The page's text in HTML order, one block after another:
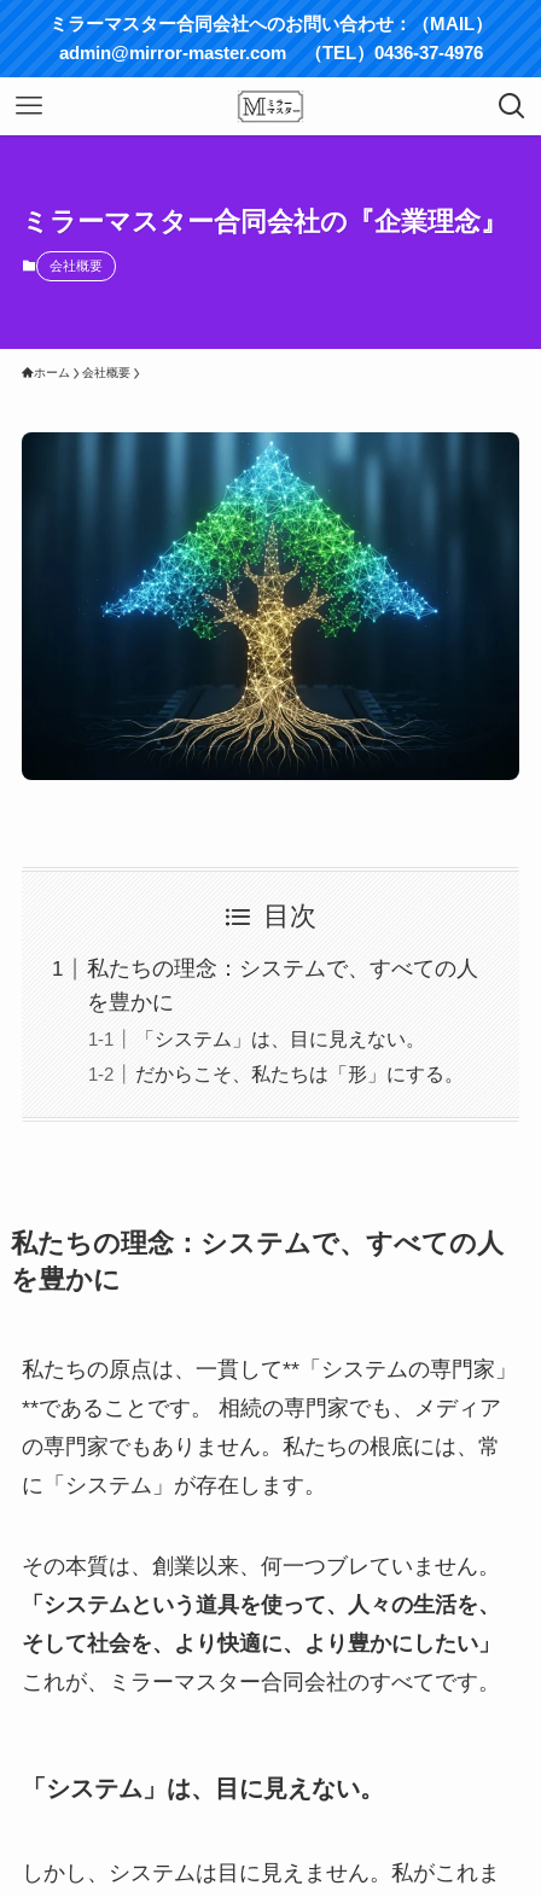
ミラーマスター合同会社へのお問い合わせ：（MAIL）
admin@mirror-master.com （TEL）0436-37-4976
ミラーマスター合同会社の『企業理念』
会社概要
ホーム 会社概要
目次
私たちの理念：システムで、すべての人
を豊かに
「システム」は、目に見えない。
だからこそ、私たちは「形」にする。
私たちの理念：システムで、すべての人
を豊かに
私たちの原点は、一貫して**「システムの専門家」
**であることです。 相続の専門家でも、メディア
の専門家でもありません。私たちの根底には、常
に「システム」が存在します。
その本質は、創業以来、何一つブレていません。
「システムという道具を使って、人々の生活を、
そして社会を、より快適に、より豊かにしたい」
これが、ミラーマスター合同会社のすべてです。
「システム」は、目に見えない。
しかし、システムは目に見えません。私がこれま